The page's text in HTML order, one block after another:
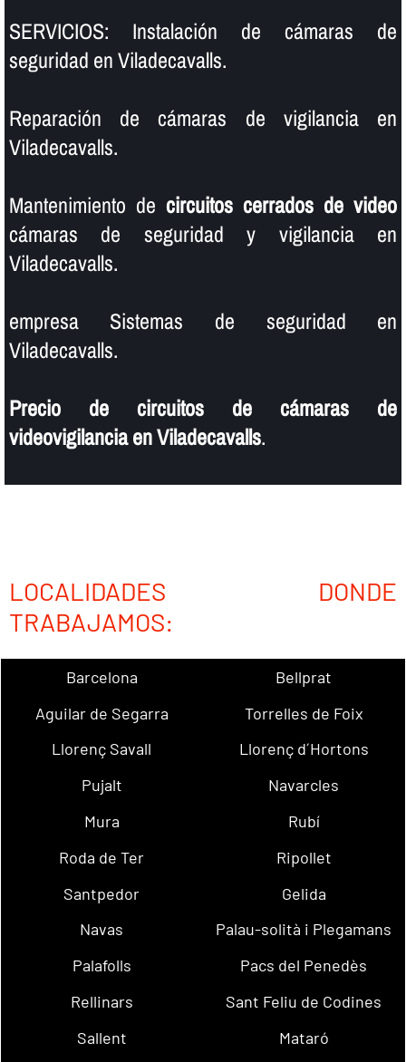
SERVICIOS: Instalación de cámaras de
seguridad en Viladecavalls.
Reparación de cámaras de vigilancia en
Viladecavalls.
Mantenimiento de circuitos cerrados de video
cámaras de seguridad y vigilancia en
Viladecavalls.
empresa Sistemas de seguridad en
Viladecavalls.
Precio de circuitos de cámaras de
videovigilancia en Viladecavalls.
LOCALIDADES DONDE
TRABAJAMOS:
Barcelona
Bellprat
Aguilar de Segarra
Torrelles de Foix
Llorenç Savall
Llorenç d´Hortons
Pujalt
Navarcles
Mura
Rubí
Roda de Ter
Ripollet
Santpedor
Gelida
Navas
Palau-solità i Plegamans
Palafolls
Pacs del Penedès
Rellinars
Sant Feliu de Codines
Sallent
Mataró